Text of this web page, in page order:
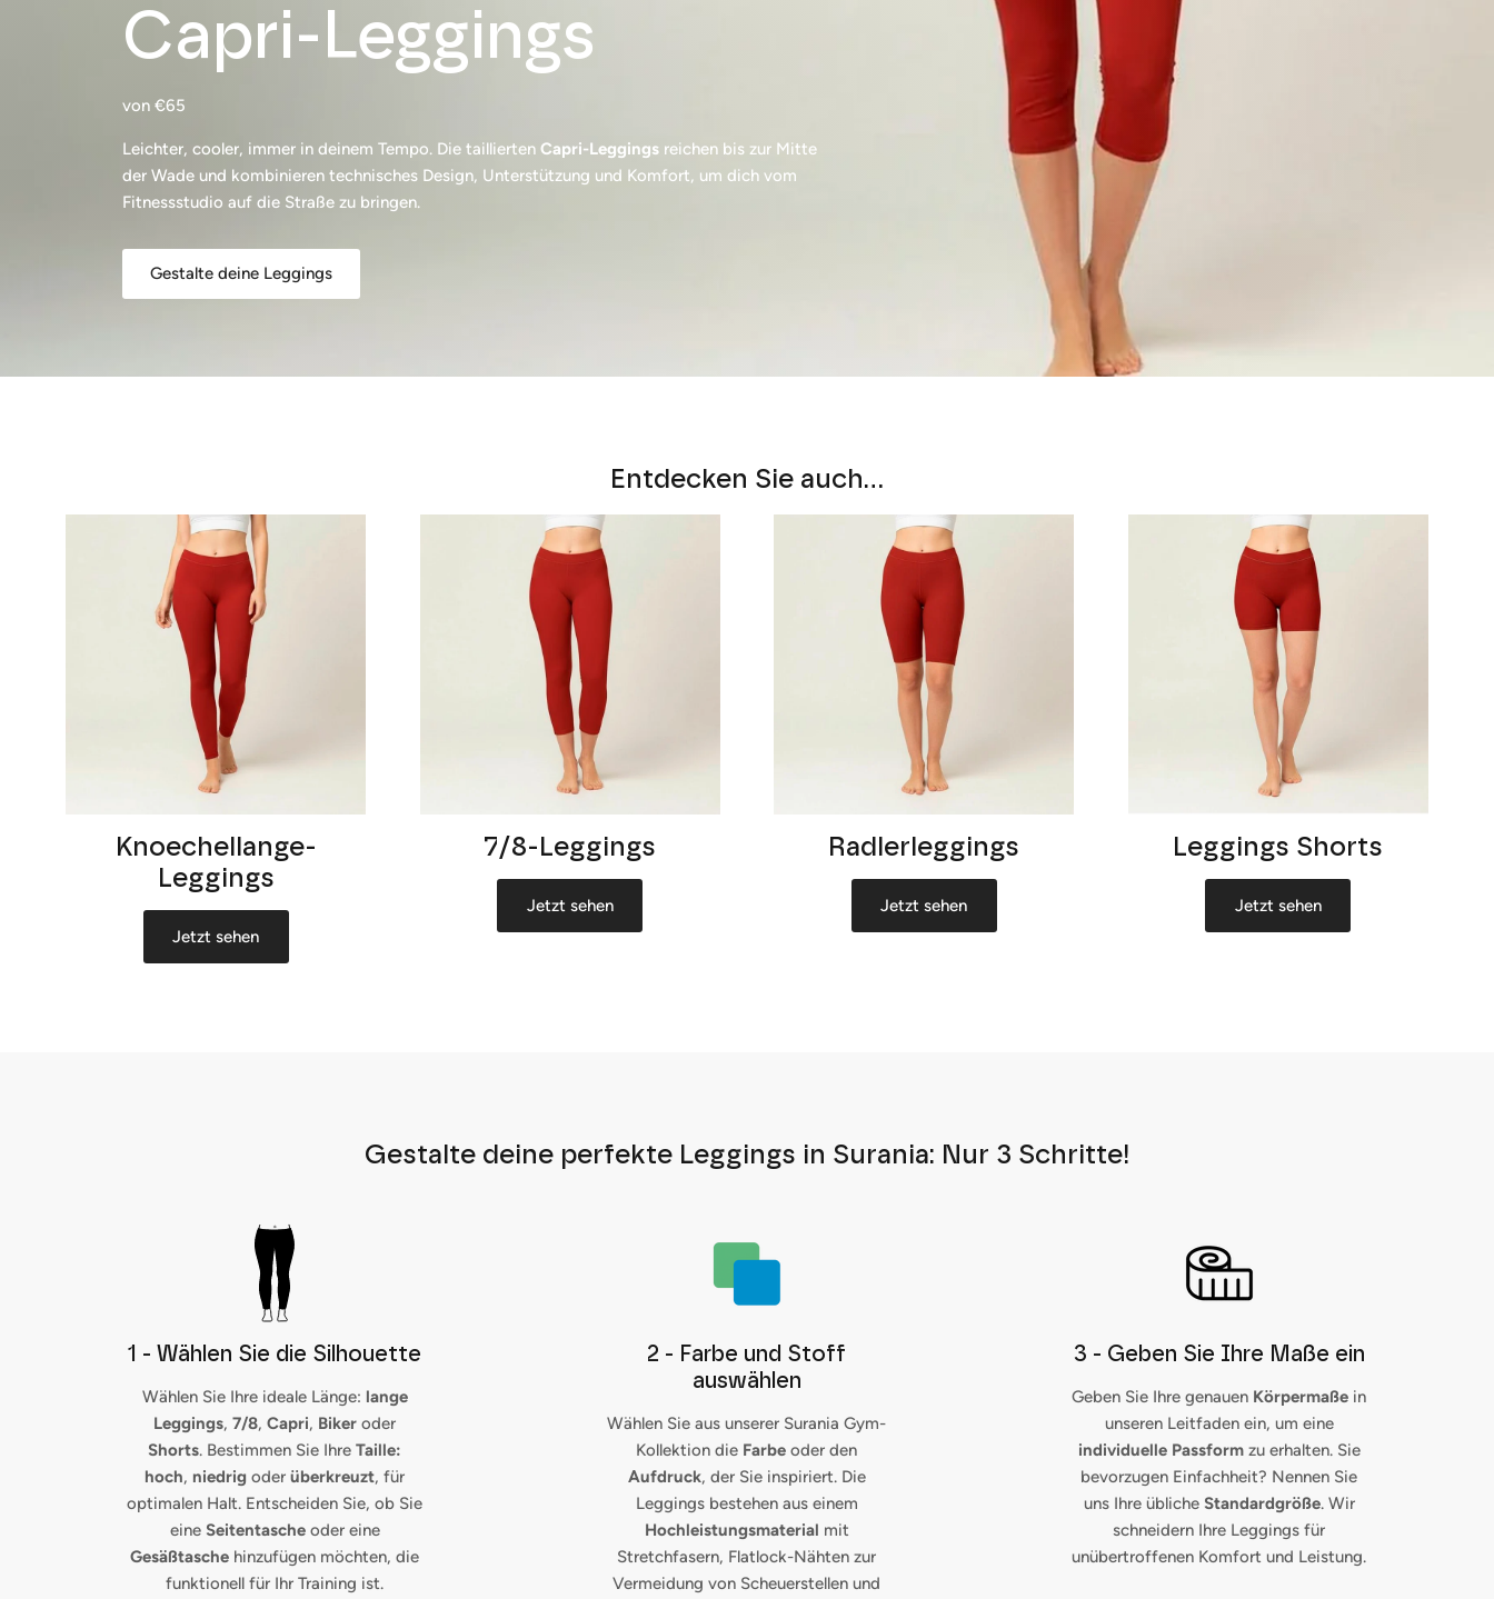
Capri-Leggings
von €65
Leichter, cooler, immer in deinem Tempo. Die taillierten Capri-Leggings reichen bis zur Mitte
der Wade und kombinieren technisches Design, Unterstützung und Komfort, um dich vom
Fitnessstudio auf die Straße zu bringen.
Gestalte deine Leggings
Entdecken Sie auch...
Knoechellange-
Leggings
Jetzt sehen
7/8-Leggings
Jetzt sehen
Radlerleggings
Jetzt sehen
Leggings Shorts
Jetzt sehen
Gestalte deine perfekte Leggings in Surania: Nur 3 Schritte!
1 - Wählen Sie die Silhouette
Wählen Sie Ihre ideale Länge: lange
Leggings,7/8,Capri, Biker oder
Shorts. Bestimmen Sie IhreTaille:
hoch, niedrig oderüberkreuzt, für
optimalen Halt. Entscheiden Sie, ob Sie
eine Seitentascheoder eine
Gesäßtasche hinzufügen möchten, die
funktionell für Ihr Training ist.
2 - Farbe und Stoff
auswählen
Wählen Sie aus unserer Surania Gym-
Kollektion die Farbe oder den
Aufdruck, der Sie inspiriert. Die
Leggings bestehen aus einem
Hochleistungsmaterial mit
Stretchfasern, Flatlock-Nähten zur
Vermeidung von Scheuerstellen und
3 - Geben Sie Ihre Maße ein
Geben Sie Ihre genauen Körpermaße in
unseren Leitfaden ein, um eine
individuelle Passformzu erhalten. Sie
bevorzugen Einfachheit? Nennen Sie
uns Ihre übliche Standardgröße. Wir
schneidern Ihre Leggings für
unübertroffenen Komfort und Leistung.